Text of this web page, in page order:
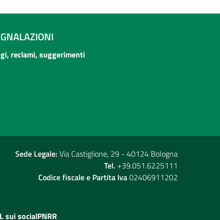
reclami, suggerimenti
Sede Legale: Via Castiglione, 29 - 40124 Bologna
Tel. +39.051.6225111
Codice fiscale e Partita Iva02406911202
sui socialPNRR